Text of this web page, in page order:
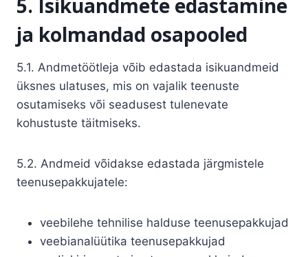
5. Isikuandmete edastamine
ja kolmandad osapooled
5.1. Andmetöötleja võib edastada isikuandmeid
üksnes ulatuses, mis on vajalik teenuste
osutamiseks või seadusest tulenevate
kohustuste täitmiseks.
5.2. Andmeid võidakse edastada järgmistele
teenusepakkujatele:
veebilehe tehnilise halduse teenusepakkujad
veebianalüütika teenusepakkujad